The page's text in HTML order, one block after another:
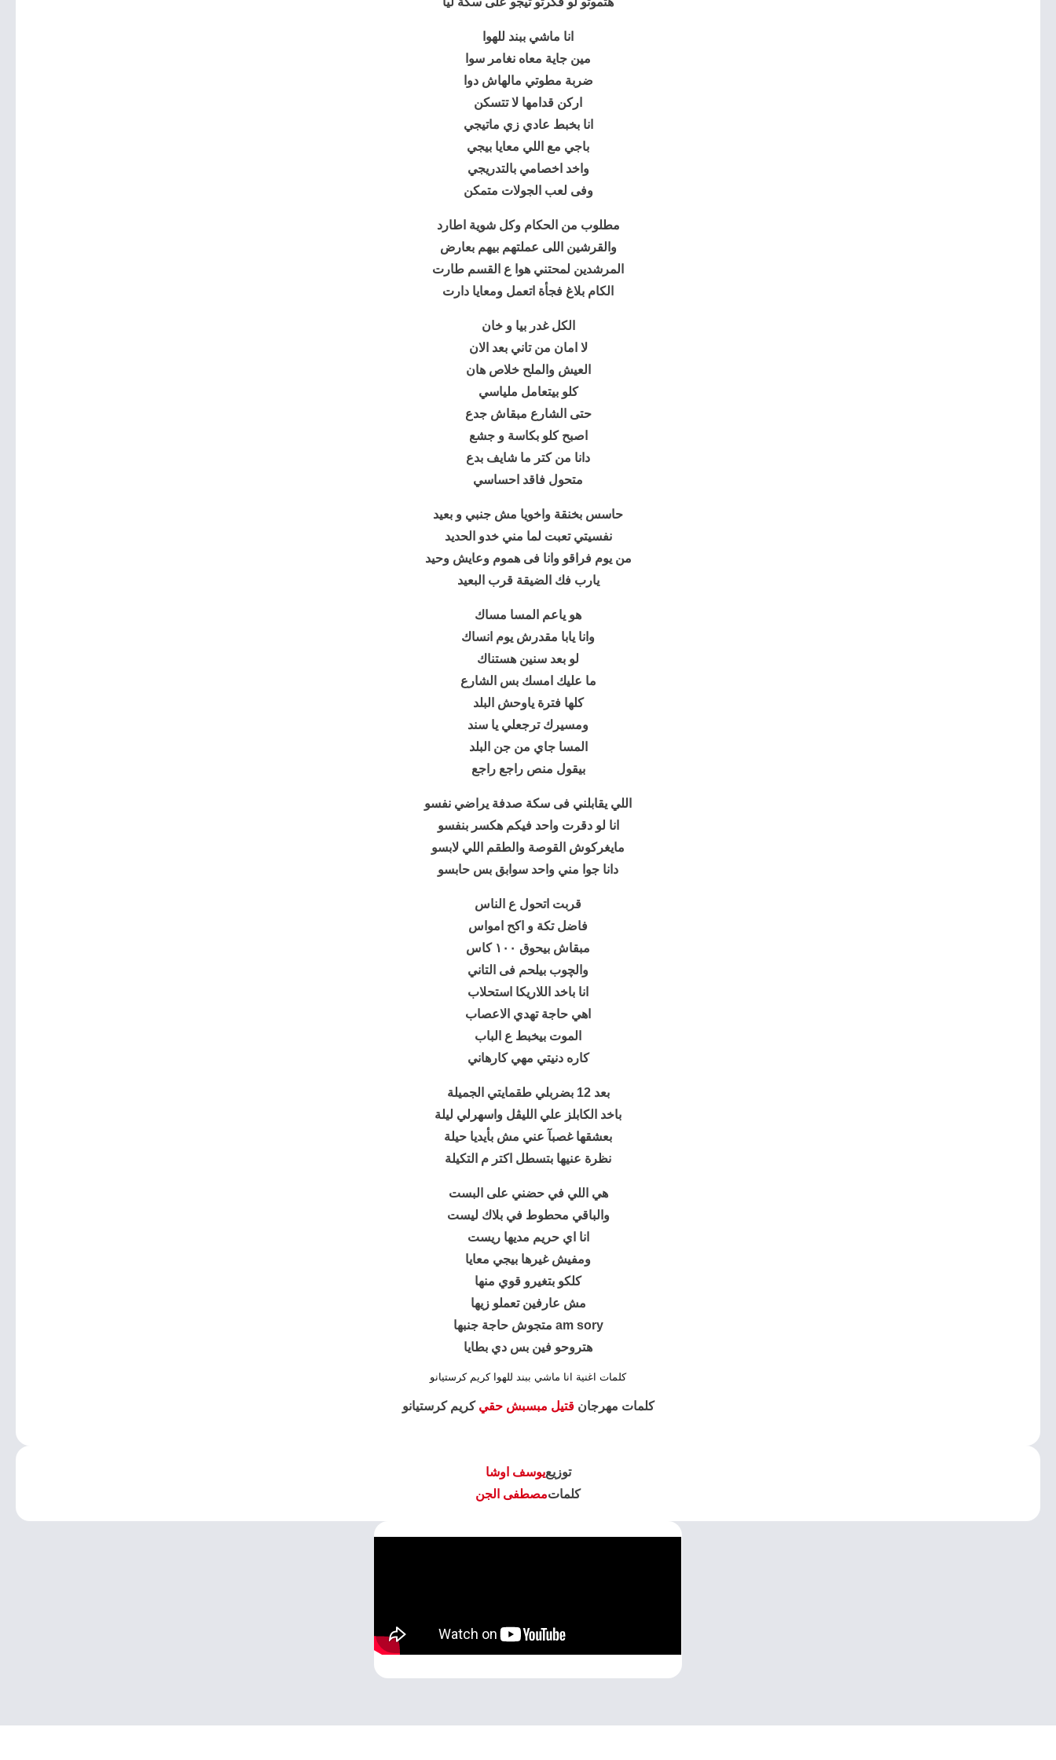
انا ماشي ببند للهوا
مين جاية معاه نغامر سوا
ضربة مطوتي مالهاش دوا
اركن قدامها لا تتسكن
انا بخبط عادي زي ماتيجي
باجي مع اللي معايا بيجي
واخد اخصامي بالتدريجي
وفى لعب الجولات متمكن
مطلوب من الحكام وكل شوية اطارد
والقرشين اللى عملتهم بيهم بعارض
المرشدين لمحتني هوا ع القسم طارت
الكام بلاغ فجأة اتعمل ومعايا دارت
الكل غدر بيا و خان
لا امان من تاني بعد الان
العيش والملح خلاص هان
كلو بيتعامل ملياسي
حتى الشارع مبقاش جدع
اصبح كلو بكاسة و جشع
دانا من كتر ما شايف بدع
متحول فاقد احساسي
حاسس بخنقة واخويا مش جنبي و بعيد
نفسيتي تعبت لما مني خدو الحديد
من يوم فراقو وانا فى هموم وعايش وحيد
يارب فك الضيقة قرب البعيد
هو ياعم المسا مساك
وانا يابا مقدرش يوم انساك
لو بعد سنين هستناك
ما عليك امسك بس الشارع
كلها فترة ياوحش البلد
ومسيرك ترجعلي يا سند
المسا جاي من جن البلد
بيقول منص راجع راجع
اللي يقابلني فى سكة صدفة يراضي نفسو
انا لو دقرت واحد فيكم هكسر بنفسو
مايغركوش القوصة والطقم اللي لابسو
دانا جوا مني واحد سوابق بس حابسو
قربت اتحول ع الناس
فاضل تكة و اكح امواس
مبقاش بيحوق ١٠٠ كاس
والچوب بيلحم فى التاني
انا باخد اللاريكا استحلاب
اهي حاجة تهدي الاعصاب
الموت بيخبط ع الباب
كاره دنيتي مهي كارهاني
بعد 12 بضربلي طقمايتي الجميلة
باخد الكابلز علي الليڤل واسهرلي ليلة
بعشقها غصبآ عني مش بأيديا حيلة
نظرة عنيها بتسطل اكتر م التكيلة
هي اللي في حضني على البست
والباقي محطوط في بلاك ليست
انا اي حريم مديها ريست
ومفيش غيرها بيجي معايا
كلكو بتغيرو قوي منها
مش عارفين تعملو زيها
‏am sory متجوش حاجة جنبها
هتروحو فين بس دي بطايا
كلمات اغنية انا ماشي ببند للهوا كريم كرستيانو
كلمات مهرجانقتيل مبسبش حقي كريم كرستيانو
توزيعيوسف اوشا
كلماتمصطفى الجن